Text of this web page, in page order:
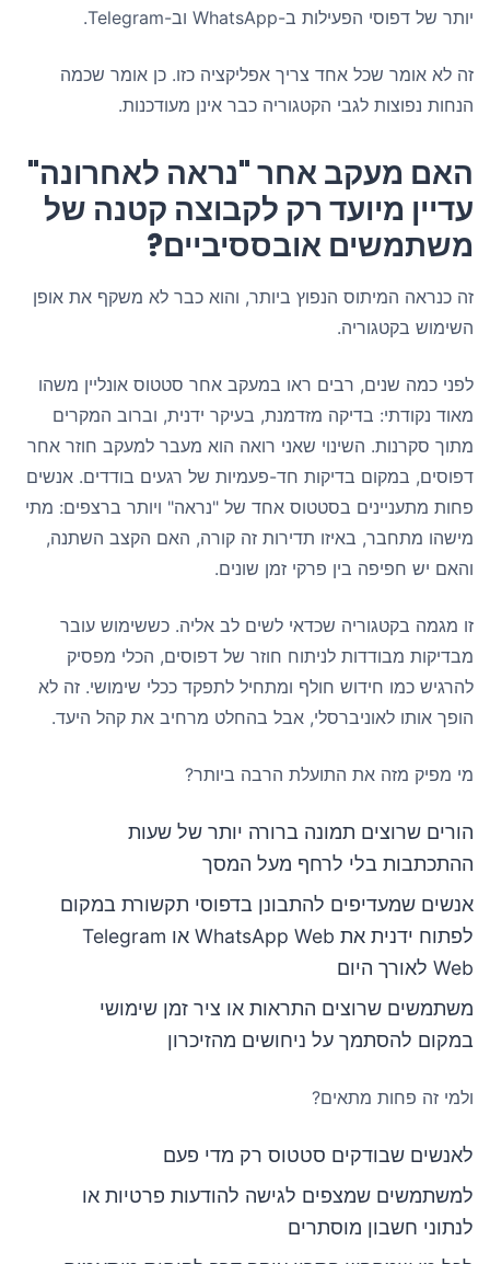
יותר של דפוסי הפעילות ב-WhatsApp וב-Telegram.
זה לא אומר שכל אחד צריך אפליקציה כזו. כן אומר שכמה
הנחות נפוצות לגבי הקטגוריה כבר אינן מעודכנות.
האם מעקב אחר "נראה לאחרונה"
עדיין מיועד רק לקבוצה קטנה של
משתמשים אובססיביים?
זה כנראה המיתוס הנפוץ ביותר, והוא כבר לא משקף את אופן
השימוש בקטגוריה.
לפני כמה שנים, רבים ראו במעקב אחר סטטוס אונליין משהו
מאוד נקודתי: בדיקה מזדמנת, בעיקר ידנית, וברוב המקרים
מתוך סקרנות. השינוי שאני רואה הוא מעבר למעקב חוזר אחר
דפוסים, במקום בדיקות חד-פעמיות של רגעים בודדים. אנשים
פחות מתעניינים בסטטוס אחד של "נראה" ויותר ברצפים: מתי
מישהו מתחבר, באיזו תדירות זה קורה, האם הקצב השתנה,
והאם יש חפיפה בין פרקי זמן שונים.
זו מגמה בקטגוריה שכדאי לשים לב אליה. כששימוש עובר
מבדיקות מבודדות לניתוח חוזר של דפוסים, הכלי מפסיק
להרגיש כמו חידוש חולף ומתחיל לתפקד ככלי שימושי. זה לא
הופך אותו לאוניברסלי, אבל בהחלט מרחיב את קהל היעד.
מי מפיק מזה את התועלת הרבה ביותר?
הורים שרוצים תמונה ברורה יותר של שעות
ההתכתבות בלי לרחף מעל המסך
אנשים שמעדיפים להתבונן בדפוסי תקשורת במקום
לפתוח ידנית את WhatsApp Web או Telegram
Web לאורך היום
משתמשים שרוצים התראות או ציר זמן שימושי
במקום להסתמך על ניחושים מהזיכרון
ולמי זה פחות מתאים?
לאנשים שבודקים סטטוס רק מדי פעם
למשתמשים שמצפים לגישה להודעות פרטיות או
לנתוני חשבון מוסתרים